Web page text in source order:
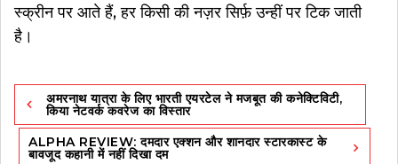
स्क्रीन पर आते हैं, हर किसी की नज़र सिर्फ़ उन्हीं पर टिक जाती
है।
Post
navigation
अमरनाथ यात्रा के लिए भारती एयरटेल ने मजबूत की कनेक्टिविटी,
किया नेटवर्क कवरेज का विस्तार
ALPHA REVIEW: दमदार एक्शन और शानदार स्टारकास्ट के
बावजूद कहानी में नहीं दिखा दम